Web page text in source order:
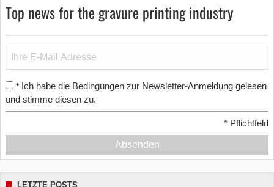
Top news for the gravure printing industry
* Ich habe die Bedingungen zur Newsletter-Anmeldung gelesen
und stimme diesen zu.
* Pflichtfeld
Absenden
LETZTE POSTS